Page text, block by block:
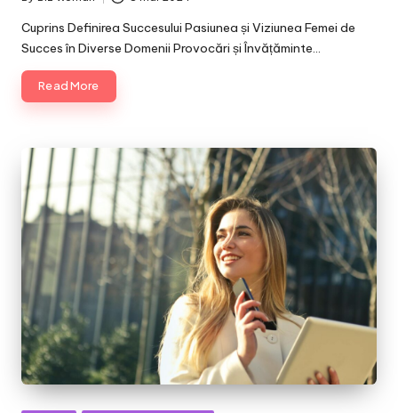
Posted
by
Cuprins Definirea Succesului Pasiunea și Viziunea Femei de
Succes în Diverse Domenii Provocări și Învățăminte…
Read More